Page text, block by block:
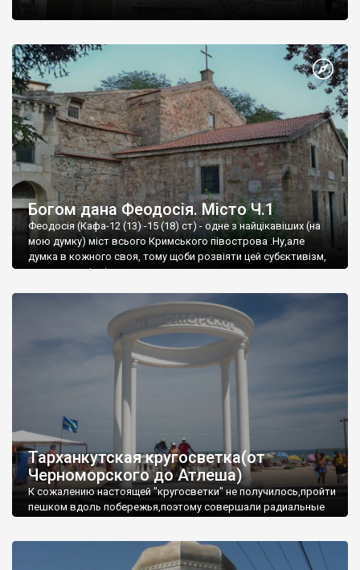
Богом дана Феодосія. Місто Ч.1
Феодосія (Кафа-12 (13) -15 (18) ст) - одне з найцікавіших (на
мою думку) міст всього Кримського півострова .Ну,але
думка в кожного своя, тому щоби розвіяти цей субєктивізм,
запрошую відвідати це
Тарханкутская кругосветка(от
Черноморского до Атлеша)
К сожалению настоящей "кругосветки" не получилось,пройти
пешком вдоль побережья,поэтому совершали радиальные